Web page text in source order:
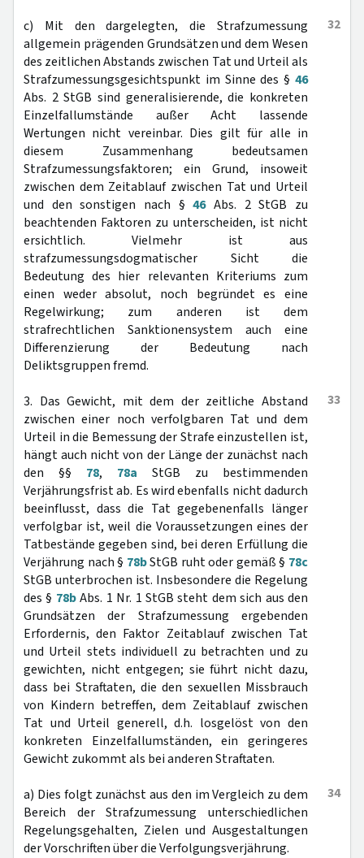
32
c) Mit den dargelegten, die Strafzumessung
allgemein prägenden Grundsätzen und dem Wesen
des zeitlichen Abstands zwischen Tat und Urteil als
Strafzumessungsgesichtspunkt im Sinne des § 46
Abs. 2 StGB sind generalisierende, die konkreten
Einzelfallumstände außer Acht lassende
Wertungen nicht vereinbar. Dies gilt für alle in
diesem Zusammenhang bedeutsamen
Strafzumessungsfaktoren; ein Grund, insoweit
zwischen dem Zeitablauf zwischen Tat und Urteil
und den sonstigen nach §46Abs. 2 StGB zu
beachtenden Faktoren zu unterscheiden, ist nicht
ersichtlich. Vielmehr ist aus
strafzumessungsdogmatischer Sicht die
Bedeutung des hier relevanten Kriteriums zum
einen weder absolut, noch begründet es eine
Regelwirkung; zum anderen ist dem
strafrechtlichen Sanktionensystem auch eine
Differenzierung der Bedeutung nach
Deliktsgruppen fremd.
33
3. Das Gewicht, mit dem der zeitliche Abstand
zwischen einer noch verfolgbaren Tat und dem
Urteil in die Bemessung der Strafe einzustellen ist,
hängt auch nicht von der Länge der zunächst nach
den §§ 78, 78a StGB zu bestimmenden
Verjährungsfrist ab. Es wird ebenfalls nicht dadurch
beeinflusst, dass die Tat gegebenenfalls länger
verfolgbar ist, weil die Voraussetzungen eines der
Tatbestände gegeben sind, bei deren Erfüllung die
Verjährung nach § 78bStGB ruht oder gemäß § 78c
StGB unterbrochen ist. Insbesondere die Regelung
des § 78bAbs. 1 Nr. 1 StGB steht dem sich aus den
Grundsätzen der Strafzumessung ergebenden
Erfordernis, den Faktor Zeitablauf zwischen Tat
und Urteil stets individuell zu betrachten und zu
gewichten, nicht entgegen; sie führt nicht dazu,
dass bei Straftaten, die den sexuellen Missbrauch
von Kindern betreffen, dem Zeitablauf zwischen
Tat und Urteil generell, d.h. losgelöst von den
konkreten Einzelfallumständen, ein geringeres
Gewicht zukommt als bei anderen Straftaten.
34
a) Dies folgt zunächst aus den im Vergleich zu dem
Bereich der Strafzumessung unterschiedlichen
Regelungsgehalten, Zielen und Ausgestaltungen
der Vorschriften über die Verfolgungsverjährung.